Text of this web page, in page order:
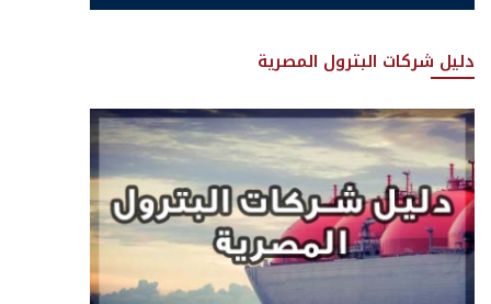
دليل شركات البترول المصرية